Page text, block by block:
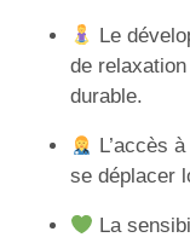
Le
de
durable.
L’accès
se déplacer
La